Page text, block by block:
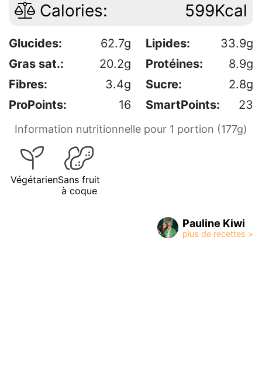
Calories: 599Kcal
Glucides: 62.7g Lipides:
33.9g
Gras sat.:
20.2g Protéines:
8.9g
Fibres:
3.4g Sucre:
2.8g
ProPoints:
16 SmartPoints: 23
Information nutritionnelle pour 1 portion (177g)
VégétarienSans fruit
à coque
Pauline Kiwi